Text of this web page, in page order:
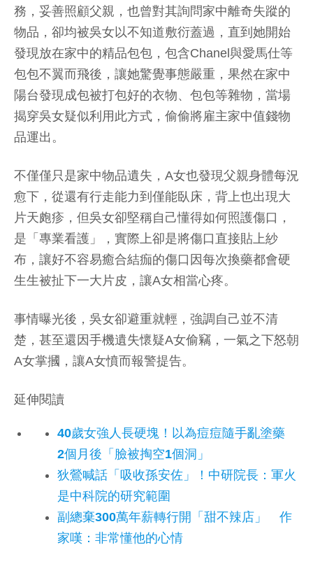
務，妥善照顧父親，也曾對其詢問家中離奇失蹤的
物品，卻均被吳女以不知道敷衍蓋過，直到她開始
發現放在家中的精品包包，包含Chanel與愛馬仕等
包包不翼而飛後，讓她驚覺事態嚴重，果然在家中
陽台發現成包被打包好的衣物、包包等雜物，當場
揭穿吳女疑似利用此方式，偷偷將雇主家中值錢物
品運出。
不僅僅只是家中物品遺失，A女也發現父親身體每況
愈下，從還有行走能力到僅能臥床，背上也出現大
片天皰疹，但吳女卻堅稱自己懂得如何照護傷口，
是「專業看護」，實際上卻是將傷口直接貼上紗
布，讓好不容易癒合結痂的傷口因每次換藥都會硬
生生被扯下一大片皮，讓A女相當心疼。
事情曝光後，吳女卻避重就輕，強調自己並不清
楚，甚至還因手機遺失懷疑A女偷竊，一氣之下怒朝
A女掌摑，讓A女憤而報警提告。
延伸閱讀
40歲女強人長硬塊！以為痘痘隨手亂塗藥
2個月後「臉被掏空1個洞」
狄鶯喊話「吸收孫安佐」！中研院長：軍火
是中科院的研究範圍
副總棄300萬年薪轉行開「甜不辣店」 作
家嘆：非常懂他的心情